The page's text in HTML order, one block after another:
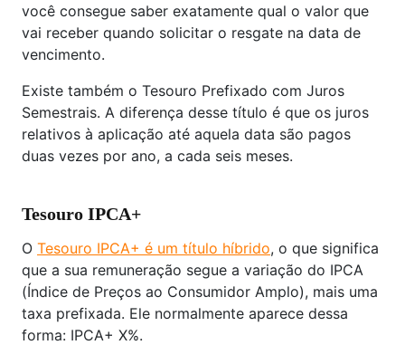
você consegue saber exatamente qual o valor que
vai receber quando solicitar o resgate na data de
vencimento.
Existe também o Tesouro Prefixado com Juros
Semestrais. A diferença desse título é que os juros
relativos à aplicação até aquela data são pagos
duas vezes por ano, a cada seis meses.
Tesouro IPCA+
O Tesouro IPCA+ é um título híbrido, o que significa
que a sua remuneração segue a variação do IPCA
(Índice de Preços ao Consumidor Amplo), mais uma
taxa prefixada. Ele normalmente aparece dessa
forma: IPCA+ X%.